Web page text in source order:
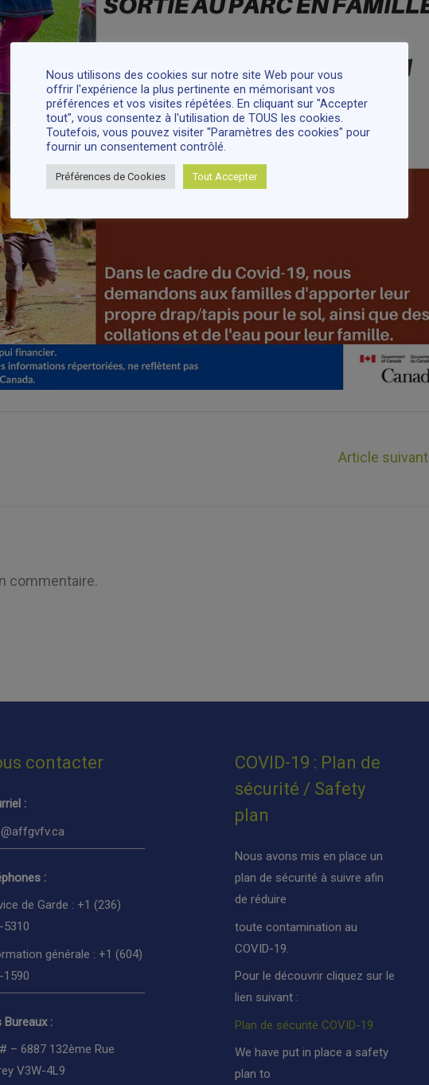
Article suivant
commentaire.
contacter
:
:
de Garde : +1 (236)
5310
générale : +1 (604)
1590
Bureaux :
– 6887 132ème Rue
V3W-4L9
COVID-19 : Plan de
sécurité / Safety
plan
Nous avons mis en place un
plan de sécurité à suivre afin
de réduire
toute contamination au
COVID-19.
Pour le découvrir cliquez sur le
lien suivant :
Plan de sécurité COVID-19.
We have put in place a safety
plan to
Nous utilisons des cookies sur notre site Web pour vous
offrir l'expérience la plus pertinente en mémorisant vos
préférences et vos visites répétées. En cliquant sur "Accepter
tout", vous consentez à l'utilisation de TOUS les cookies.
Toutefois, vous pouvez visiter "Paramètres des cookies" pour
fournir un consentement contrôlé.
Préférences de Cookies Tout Accepter